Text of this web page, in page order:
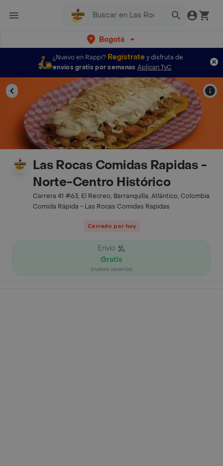
Bogotá
¿Nuevo en Rappi? Regístratey disfruta de
envíos gratis por semanas Aplican TyC
Las Rocas Comidas Rapidas -
Norte-Centro Histórico
Carrera 41 #63, El Recreo, Barranquilla, Atlántico, Colombia
Comida Rápida - Las Rocas Comidas Rapidas
Cerrado por hoy
Envío
Gratis
(nuevos usuarios)